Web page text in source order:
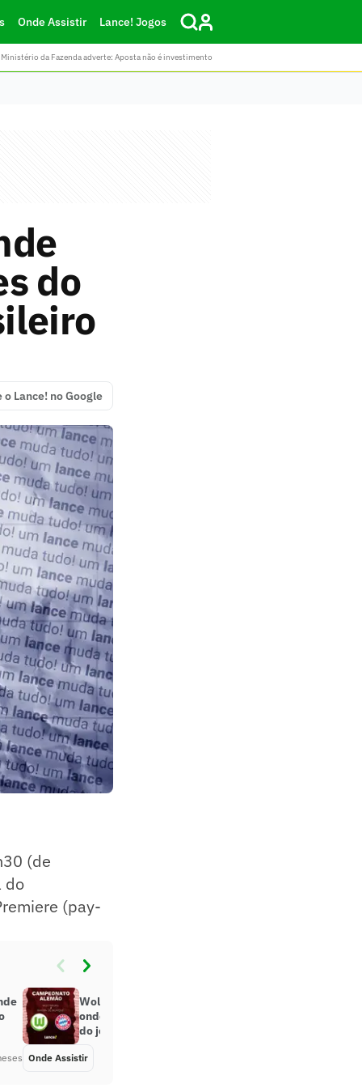
Onde Assistir Lance! Jogos
da Fazenda adverte: Aposta não é investimento
do
o Lance! no Google
(de
do
(pay-
Wolfsburg x Bayern de Munique:
onde assistir, horário e escalações
do jogo pela Bundesliga
Onde Assistir